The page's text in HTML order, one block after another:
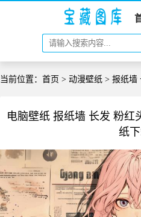
当前位置： 首页 > 动漫壁纸 > 报纸墙
电脑壁纸 报纸墙 长发 粉红
纸